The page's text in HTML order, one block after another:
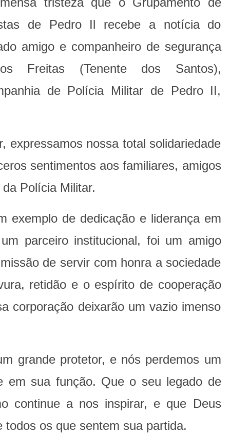
de Pedro Il recebe a notícia do
amigo e companheiro de segurança
Freitas (Tenente dos Santos),
de Polícia Militar de Pedro II,
expressamos nossa total solidariedade
sentimentos aos familiares, amigos
Polícia Militar.
exemplo de dedicação e liderança em
parceiro institucional, foi um amigo
de servir com honra a sociedade
retidão e o espírito de cooperação
corporação deixarão um vazio imenso
grande protetor, e nós perdemos um
em sua função. Que o seu legado de
continue a nos inspirar, e que Deus
os que sentem sua partida.